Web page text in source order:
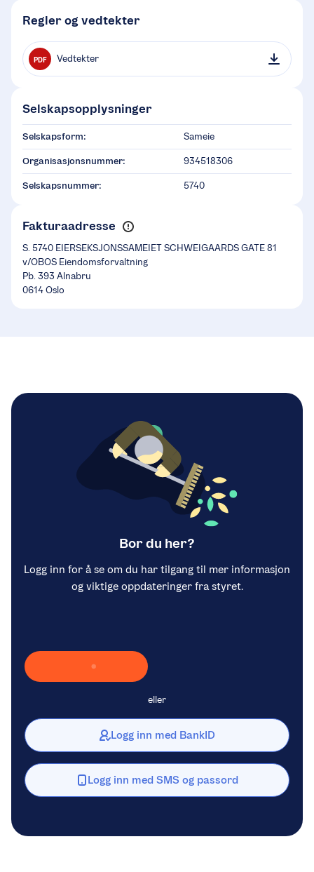
Regler og vedtekter
PDF Vedtekter
Selskapsopplysninger
Selskapsform: Sameie
Organisasjonsnummer: 934518306
Selskapsnummer: 5740
Fakturaadresse
S. 5740 EIERSEKSJONSSAMEIET SCHWEIGAARDS GATE 81
v/OBOS Eiendomsforvaltning
Pb. 393 Alnabru
0614 Oslo
Bor du her?
Logg inn for å se om du har tilgang til mer informasjon
og viktige oppdateringer fra styret.
Laster inn Vipps …
eller
Logg inn med BankID
Logg inn med SMS og passord